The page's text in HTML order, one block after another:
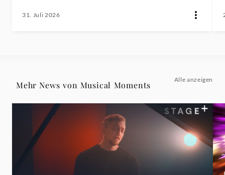
31. Juli 2026
Mehr News von Musical Moments
Alle anzeigen